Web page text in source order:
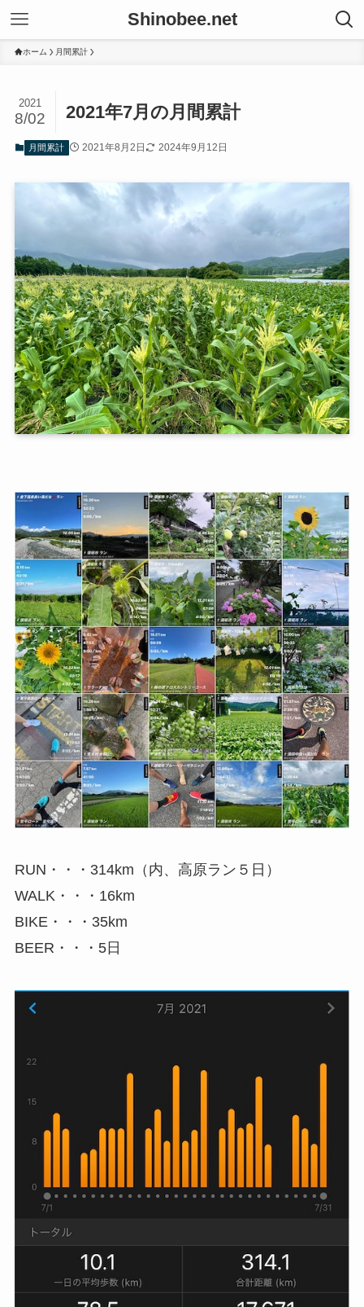
Shinobee.net
ホーム 月間累計
2021年7月の月間累計
2021
8/02
月間累計 2021年8月2日 2024年9月12日
RUN・・・314km（内、高原ラン５日）
WALK・・・16km
BIKE・・・35km
BEER・・・5日